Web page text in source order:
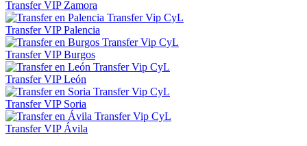
Transfer VIP Zamora
Transfer VIP Palencia
Transfer VIP Burgos
Transfer VIP León
Transfer VIP Soria
Transfer VIP Ávila